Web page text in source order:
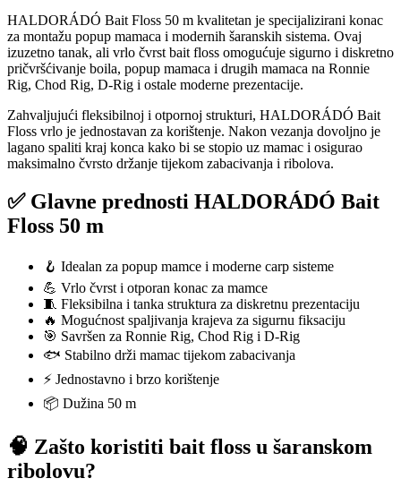
HALDORÁDÓ Bait Floss 50 m kvalitetan je specijalizirani konac
za montažu popup mamaca i modernih šaranskih sistema. Ovaj
izuzetno tanak, ali vrlo čvrst bait floss omogućuje sigurno i diskretno
pričvršćivanje boila, popup mamaca i drugih mamaca na Ronnie
Rig, Chod Rig, D-Rig i ostale moderne prezentacije.
Zahvaljujući fleksibilnoj i otpornoj strukturi, HALDORÁDÓ Bait
Floss vrlo je jednostavan za korištenje. Nakon vezanja dovoljno je
lagano spaliti kraj konca kako bi se stopio uz mamac i osigurao
maksimalno čvrsto držanje tijekom zabacivanja i ribolova.
✅ Glavne prednosti HALDORÁDÓ Bait
Floss 50 m
🪝 Idealan za popup mamce i moderne carp sisteme
💪 Vrlo čvrst i otporan konac za mamce
🧵 Fleksibilna i tanka struktura za diskretnu prezentaciju
🔥 Mogućnost spaljivanja krajeva za sigurnu fiksaciju
🎯 Savršen za Ronnie Rig, Chod Rig i D-Rig
🐟 Stabilno drži mamac tijekom zabacivanja
⚡ Jednostavno i brzo korištenje
📦 Dužina 50 m
🧠 Zašto koristiti bait floss u šaranskom
ribolovu?